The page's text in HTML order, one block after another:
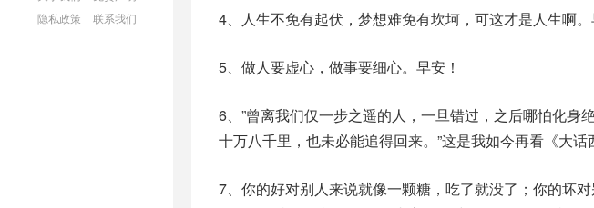
隐私政策 | 联系我们 4、人生不免有起伏，梦想难免有坎坷，可这才是人生啊。
5、做人要虚心，做事要细心。早安！
6、”曾离我们仅一步之遥的人，一旦错过，之后哪怕化身
十万八千里，也未必能追得回来。”这是我如今再看《大话
7、你的好对别人来说就像一颗糖，吃了就没了；你的坏